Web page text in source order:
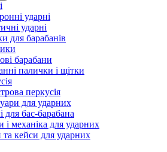
ударні
ударні
для барабанів
барабани
палички і щітки
перкусія
для ударних
для бас-барабана
і механіка для ударних
кейси для ударних